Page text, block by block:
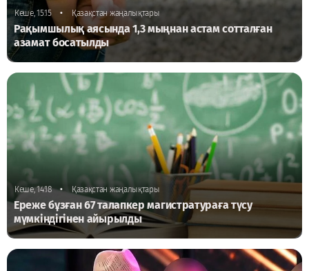
Кеше, 15:15 • Қазақстан жаңалықтары
Рақымшылық аясында 1,3 мыңнан астам сотталған
азамат босатылды
Кеше, 14:18 • Қазақстан жаңалықтары
Ереже бұзған 67 талапкер магистратураға түсу
мүмкіндігінен айырылды